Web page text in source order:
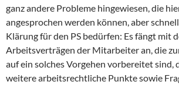
ganz andere Probleme hingewiesen, die
angesprochen werden können, aber
Klärung für den PS bedürfen: Es fängt mit
Arbeitsverträgen der Mitarbeiter an, die
auf ein solches Vorgehen vorbereitet sind,
weitere arbeitsrechtliche Punkte sowie